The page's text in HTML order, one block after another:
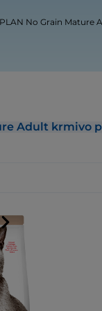
PLAN No Grain
Adult